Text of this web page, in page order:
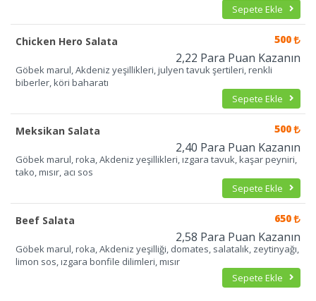
Sepete Ekle
Chicken Hero Salata 500
2,22 Para Puan Kazanın
Göbek marul, Akdeniz yeşillikleri, julyen tavuk şertileri, renkli
biberler, köri baharatı
Sepete Ekle
Meksikan Salata 500
2,40 Para Puan Kazanın
Göbek marul, roka, Akdeniz yeşillikleri, ızgara tavuk, kaşar peyniri,
tako, mısır, acı sos
Sepete Ekle
Beef Salata 650
2,58 Para Puan Kazanın
Göbek marul, roka, Akdeniz yeşilliği, domates, salatalık, zeytinyağı,
limon sos, ızgara bonfile dilimleri, mısır
Sepete Ekle